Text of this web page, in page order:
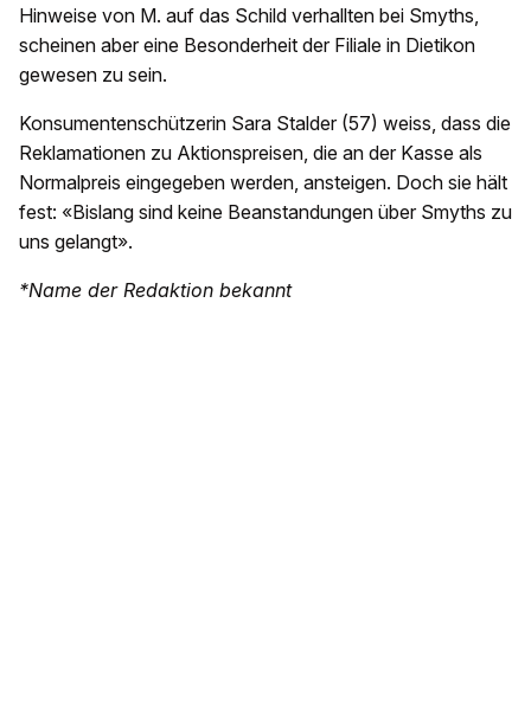
Hinweise von M. auf das Schild verhallten bei Smyths,
scheinen aber eine Besonderheit der Filiale in Dietikon
gewesen zu sein.
Konsumentenschützerin Sara Stalder (57) weiss, dass die
Reklamationen zu Aktionspreisen, die an der Kasse als
Normalpreis eingegeben werden, ansteigen. Doch sie hält
fest: «Bislang sind keine Beanstandungen über Smyths zu
uns gelangt».
*Name der Redaktion bekannt